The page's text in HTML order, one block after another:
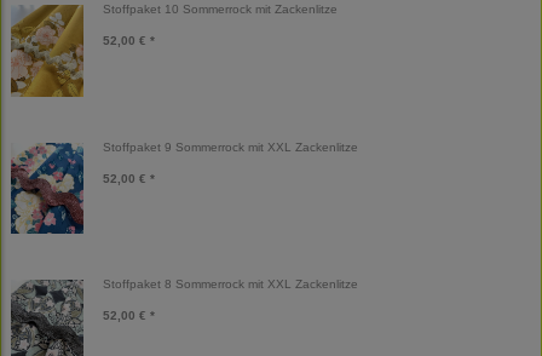
Stoffpaket 10 Sommerrock mit Zackenlitze
52,00 € *
Stoffpaket 9 Sommerrock mit XXL Zackenlitze
52,00 € *
Stoffpaket 8 Sommerrock mit XXL Zackenlitze
52,00 € *